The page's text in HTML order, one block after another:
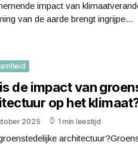
impact van
van de aarde brengt ingrijpe...
de impact van
op het
2025 1 min leestijd